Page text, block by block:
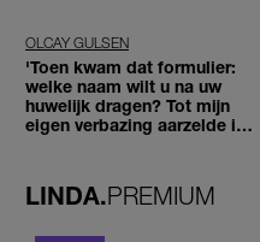
OLCAY GULSEN
'Toen kwam dat formulier:
welke naam wilt u na uw
huwelijk dragen? Tot mijn
eigen verbazing aarzelde ik
LINDA.PREMIUM